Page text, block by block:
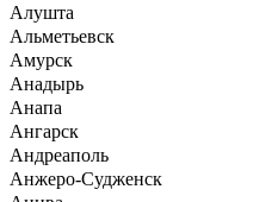
Алушта
Альметьевск
Амурск
Анадырь
Анапа
Ангарск
Андреаполь
Анжеро-Судженск